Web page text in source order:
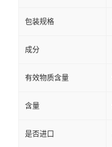
包装规格
成分
有效物质含量
含量
是否进口